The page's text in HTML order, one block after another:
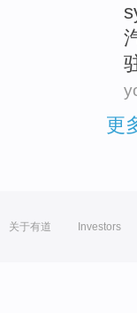
更
关于有道 Investors